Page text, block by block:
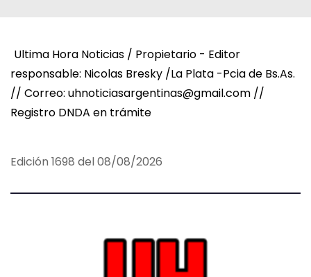
Ultima Hora Noticias / Propietario - Editor
responsable: Nicolas Bresky /La Plata -Pcia de Bs.As.
// Correo: uhnoticiasargentinas@gmail.com //
Registro DNDA en trámite
Edición 1698 del 08/08/2026